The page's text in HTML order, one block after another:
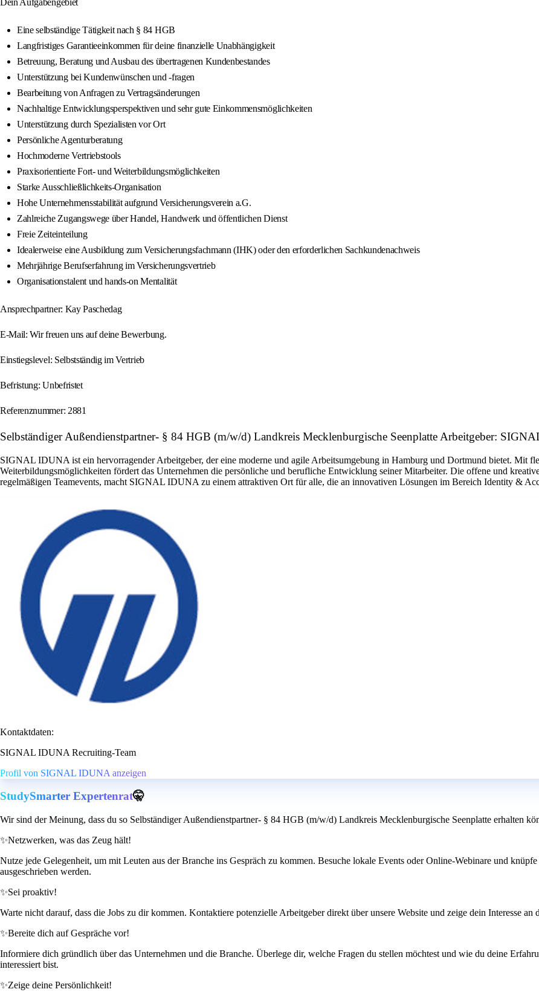
Dein Aufgabengebiet
Eine selbständige Tätigkeit nach § 84 HGB
Langfristiges Garantieeinkommen für deine finanzielle Unabhängigkeit
Betreuung, Beratung und Ausbau des übertragenen Kundenbestandes
Unterstützung bei Kundenwünschen und -fragen
Bearbeitung von Anfragen zu Vertragsänderungen
Nachhaltige Entwicklungsperspektiven und sehr gute Einkommensmöglichkeiten
Unterstützung durch Spezialisten vor Ort
Persönliche Agenturberatung
Hochmoderne Vertriebstools
Praxisorientierte Fort- und Weiterbildungsmöglichkeiten
Starke Ausschließlichkeits-Organisation
Hohe Unternehmensstabilität aufgrund Versicherungsverein a.G.
Zahlreiche Zugangswege über Handel, Handwerk und öffentlichen Dienst
Freie Zeiteinteilung
Idealerweise eine Ausbildung zum Versicherungsfachmann (IHK) oder den erforderlichen Sachkundenachweis
Mehrjährige Berufserfahrung im Versicherungsvertrieb
Organisationstalent und hands-on Mentalität
Ansprechpartner: Kay Paschedag
E-Mail: Wir freuen uns auf deine Bewerbung.
Einstiegslevel: Selbstständig im Vertrieb
Befristung: Unbefristet
Referenznummer: 2881
Selbständiger Außendienstpartner- § 84 HGB (m/w/d) Landkreis Mecklenburgische Seenplatte Arbeitgeber:
SIGNAL IDUNA ist ein hervorragender Arbeitgeber, der eine moderne und agile Arbeitsumgebung in Hamburg und Dortmund bietet. Mit
Weiterbildungsmöglichkeiten fördert das Unternehmen die persönliche und berufliche Entwicklung seiner Mitarbeiter. Die offene und
regelmäßigen Teamevents, macht SIGNAL IDUNA zu einem attraktiven Ort für alle, die an innovativen Lösungen im Bereich Identity &
Kontaktdaten:
SIGNAL IDUNA Recruiting-Team
Profil von SIGNAL IDUNA anzeigen
StudySmarter Expertenrat🤫
Wir sind der Meinung, dass du so Selbständiger Außendienstpartner- § 84 HGB (m/w/d) Landkreis Mecklenburgische Seenplatte erhalten
✨Netzwerken, was das Zeug hält!
Nutze jede Gelegenheit, um mit Leuten aus der Branche ins Gespräch zu kommen. Besuche lokale Events oder Online-Webinare und
ausgeschrieben werden.
✨Sei proaktiv!
Warte nicht darauf, dass die Jobs zu dir kommen. Kontaktiere potenzielle Arbeitgeber direkt über unsere Website und zeige dein Interesse
✨Bereite dich auf Gespräche vor!
Informiere dich gründlich über das Unternehmen und die Branche. Überlege dir, welche Fragen du stellen möchtest und wie du deine
interessiert bist.
✨Zeige deine Persönlichkeit!